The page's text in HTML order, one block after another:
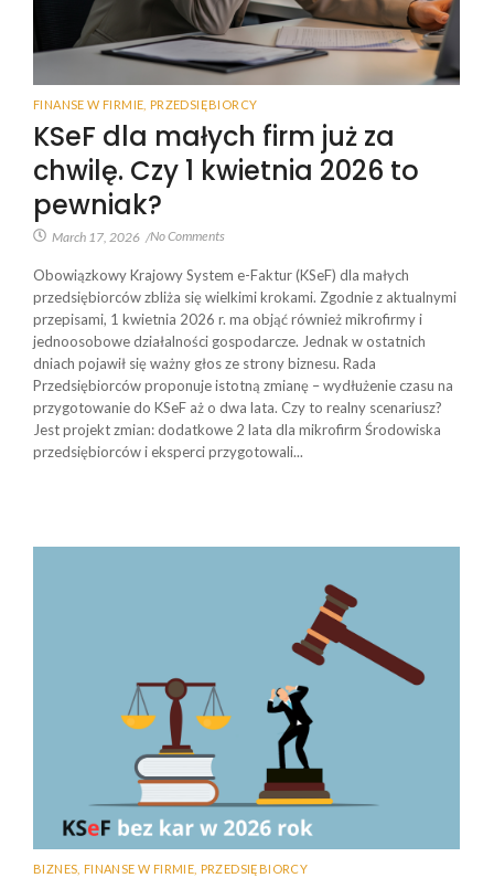
FINANSE W FIRMIE PRZEDSIĘBIORCY
KSeF dla małych firm już za
chwilę. Czy 1 kwietnia 2026 to
pewniak?
March 17, 2026 /No Comments
Obowiązkowy Krajowy System e-Faktur (KSeF) dla małych
przedsiębiorców zbliża się wielkimi krokami. Zgodnie z aktualnymi
przepisami, 1 kwietnia 2026 r. ma objąć również mikrofirmy i
jednoosobowe działalności gospodarcze. Jednak w ostatnich
dniach pojawił się ważny głos ze strony biznesu. Rada
Przedsiębiorców proponuje istotną zmianę – wydłużenie czasu na
przygotowanie do KSeF aż o dwa lata. Czy to realny scenariusz?
Jest projekt zmian: dodatkowe 2 lata dla mikrofirm Środowiska
przedsiębiorców i eksperci przygotowali...
BIZNES FINANSE W FIRMIE PRZEDSIĘBIORCY